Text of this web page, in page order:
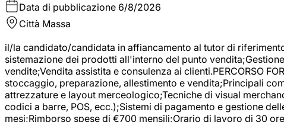
Data di pubblicazione 6/8/2026
Città Massa
il/la candidato/candidata in affiancamento al tutor di
sistemazione dei prodotti all'interno del punto
vendite;Vendita assistita e consulenza ai clienti.PERCORSO
stoccaggio, preparazione, allestimento e vendita;Principali
attrezzature e layout merceologico;Tecniche di visual
codici a barre, POS, ecc.);Sistemi di pagamento e gestione
mesi;Rimborso spese di €700 mensili;Orario di lavoro di 30